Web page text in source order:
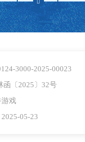
3000-2025-00023
函〔2025〕32号
游戏
05-23